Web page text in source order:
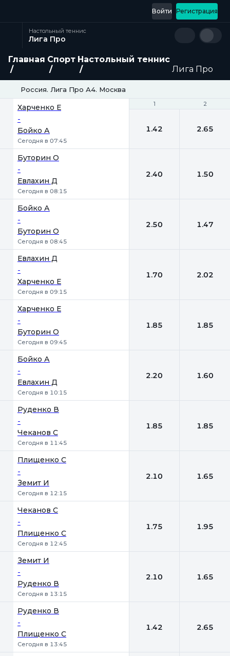
Регистрация
Войти
Настольный теннис
Лига Про
Главная Спорт Настольный теннис
Лига Про
Россия. Лига Про А4. Москва
1 2
Харченко Е
-
Бойко А
Сегодня в 07:45
1 2
1.42 2.65
Буторин О
-
Евлахин Д
Сегодня в 08:15
2.40 1.50
Бойко А
-
Буторин О
Сегодня в 08:45
2.50 1.47
Евлахин Д
-
Харченко Е
Сегодня в 09:15
1.70 2.02
Харченко Е
-
Буторин О
Сегодня в 09:45
1.85 1.85
Бойко А
-
Евлахин Д
Сегодня в 10:15
2.20 1.60
Руденко В
-
Чеканов С
Сегодня в 11:45
1.85 1.85
Плищенко С
-
Земит И
Сегодня в 12:15
2.10 1.65
Чеканов С
-
Плищенко С
Сегодня в 12:45
1.75 1.95
Земит И
-
Руденко В
Сегодня в 13:15
2.10 1.65
Руденко В
-
Плищенко С
Сегодня в 13:45
1.42 2.65